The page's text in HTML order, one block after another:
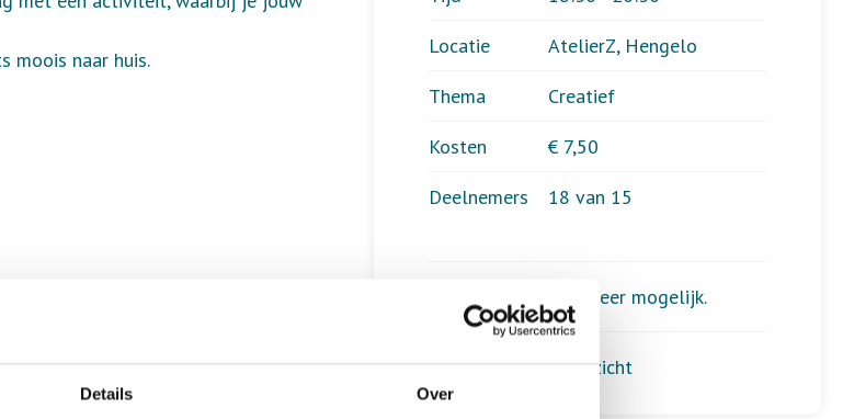
Details Over
Locatie
AtelierZ, Hengelo
Thema
Creatief
Kosten
€ 7,50
Deelnemers
18 van 15
Aanmelden is niet meer mogelijk.
Terug naar het overzicht
moois naar huis.